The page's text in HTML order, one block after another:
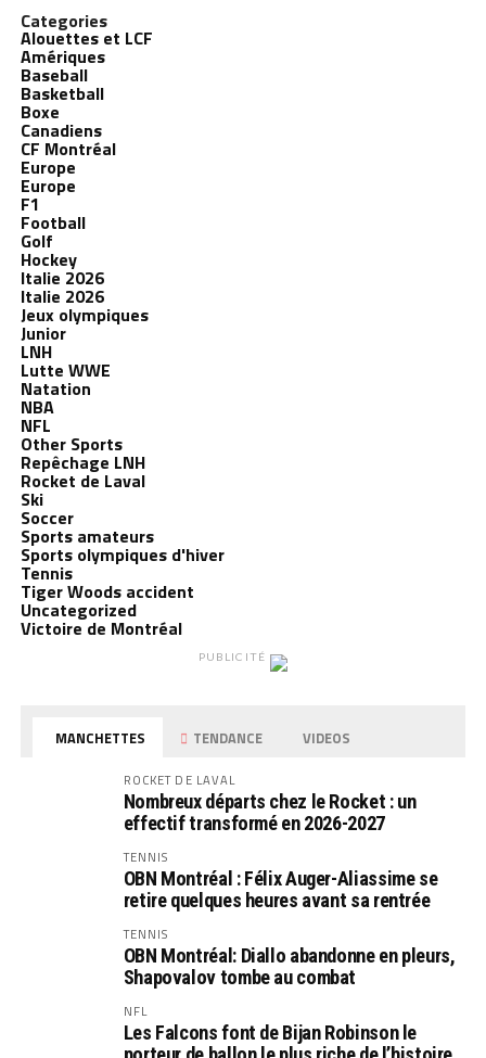
Categories
Alouettes et LCF
Amériques
Baseball
Basketball
Boxe
Canadiens
CF Montréal
Europe
Europe
F1
Football
Golf
Hockey
Italie 2026
Italie 2026
Jeux olympiques
Junior
LNH
Lutte WWE
Natation
NBA
NFL
Other Sports
Repêchage LNH
Rocket de Laval
Ski
Soccer
Sports amateurs
Sports olympiques d'hiver
Tennis
Tiger Woods accident
Uncategorized
Victoire de Montréal
PUBLICITÉ
MANCHETTES TENDANCE VIDEOS
ROCKET DE LAVAL
Nombreux départs chez le Rocket : un
effectif transformé en 2026-2027
TENNIS
OBN Montréal : Félix Auger-Aliassime se
retire quelques heures avant sa rentrée
TENNIS
OBN Montréal: Diallo abandonne en pleurs,
Shapovalov tombe au combat
NFL
Les Falcons font de Bijan Robinson le